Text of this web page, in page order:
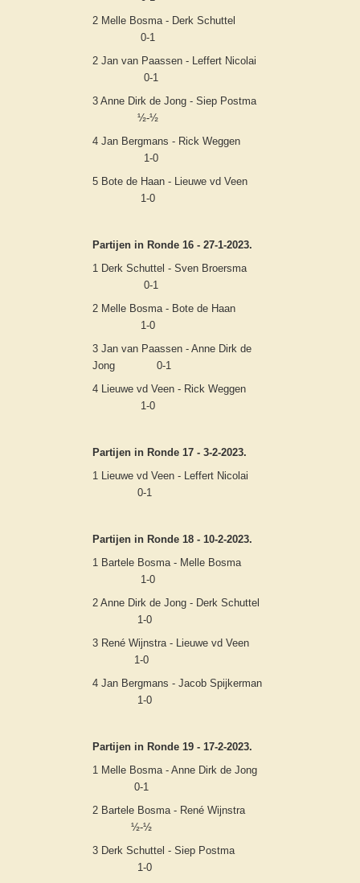
2 Melle Bosma - Derk Schuttel
0-1
2 Jan van Paassen - Leffert Nicolai
0-1
3 Anne Dirk de Jong - Siep Postma
½-½
4 Jan Bergmans - Rick Weggen
1-0
5 Bote de Haan - Lieuwe vd Veen
1-0
Partijen in Ronde 16 - 27-1-2023.
1 Derk Schuttel - Sven Broersma
0-1
2 Melle Bosma - Bote de Haan
1-0
3 Jan van Paassen - Anne Dirk de
Jong 0-1
4 Lieuwe vd Veen - Rick Weggen
1-0
Partijen in Ronde 17 - 3-2-2023.
1 Lieuwe vd Veen - Leffert Nicolai
0-1
Partijen in Ronde 18 - 10-2-2023.
1 Bartele Bosma - Melle Bosma
1-0
2 Anne Dirk de Jong - Derk Schuttel
1-0
3 René Wijnstra - Lieuwe vd Veen
1-0
4 Jan Bergmans - Jacob Spijkerman
1-0
Partijen in Ronde 19 - 17-2-2023.
1 Melle Bosma - Anne Dirk de Jong
0-1
2 Bartele Bosma - René Wijnstra
½-½
3 Derk Schuttel - Siep Postma
1-0